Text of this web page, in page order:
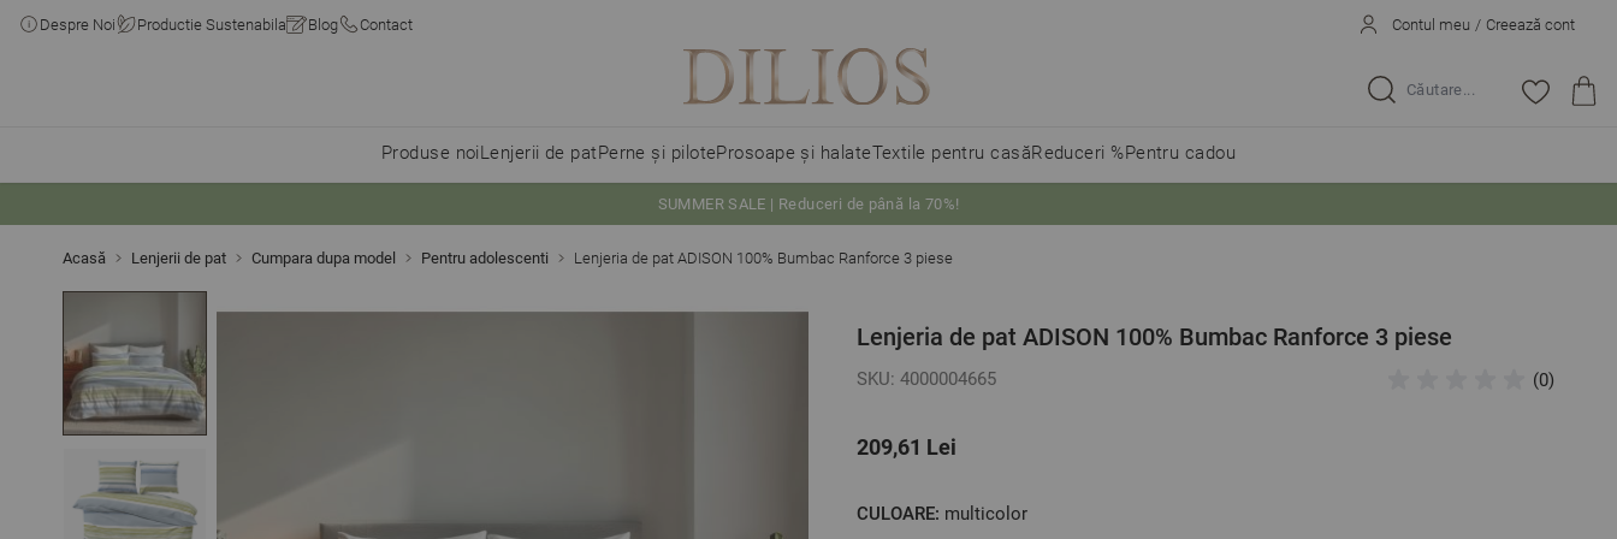
Despre Noi Productie Sustenabila Blog Contact Contul meu / Creează cont
Caută...
Produse noiLenjerii de patPerne și piloteProsoape și halateTextile pentru casăReduceri %Pentru cadou
SUMMER SALE | Reduceri de până la 70%!
Acasă Lenjerii de pat Cumpara dupa model Pentru adolescenti Lenjeria de pat ADISON 100% Bumbac Ranforce 3 piese
Lenjeria de pat ADISON 100% Bumbac Ranforce 3 piese
SKU: 4000004665 (0)
209,61 Lei
CULOARE: multicolor